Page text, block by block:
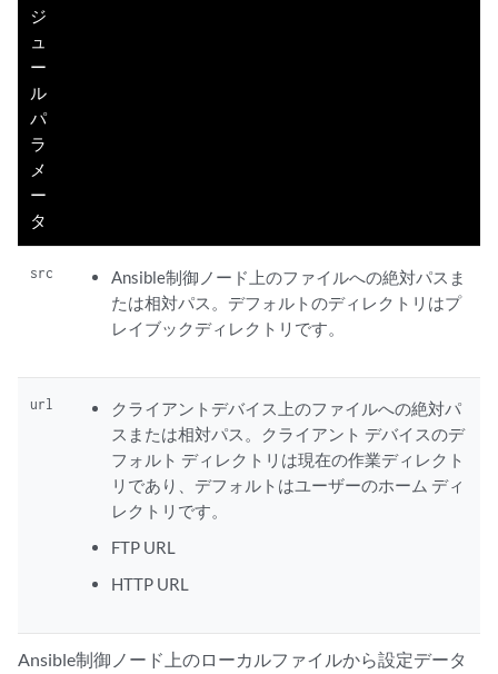
ジ
ュ
ー
ル
パ
ラ
メ
ー
タ
src
Ansible制御ノード上のファイルへの絶対パスま
たは相対パス。デフォルトのディレクトリはプ
レイブックディレクトリです。
url
クライアントデバイス上のファイルへの絶対パ
スまたは相対パス。クライアント デバイスのデ
フォルト ディレクトリは現在の作業ディレクト
リであり、デフォルトはユーザーのホーム ディ
レクトリです。
FTP URL
HTTP URL
Ansible制御ノード上のローカルファイルから設定データ